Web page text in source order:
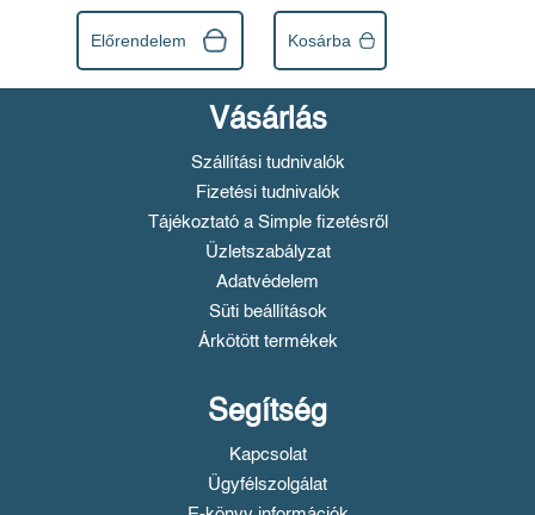
Előrendelem Kosárba
Vásárlás
Szállítási tudnivalók
Fizetési tudnivalók
Tájékoztató a Simple fizetésről
Üzletszabályzat
Adatvédelem
Süti beállítások
Árkötött termékek
Segítség
Kapcsolat
Ügyfélszolgálat